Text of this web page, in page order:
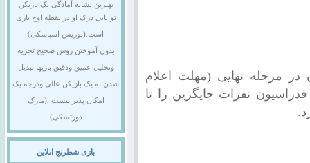
مرحله نهایی (مهلت اعلام
94)، کمیته فنی فدراسیون نفرات جایگزین را تا
بهترین نشانه آمادگی یک بازیکن
توانایی درک او در نقطه اوج بازی
است.(بوریس اسپاسکی)
بدون آموختن روش صحیح تجزیه
وتحلیل عمیق ودقیق بازیها تبدیل
شدن به یک بازیکن عالی ودرجه یک
امکان پذیر نیست .(مارک
دورتسکی)
بازی شطرنج انلاین